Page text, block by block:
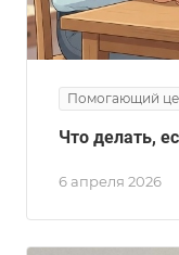
Помогающий
6 апреля 2026
Что делать,